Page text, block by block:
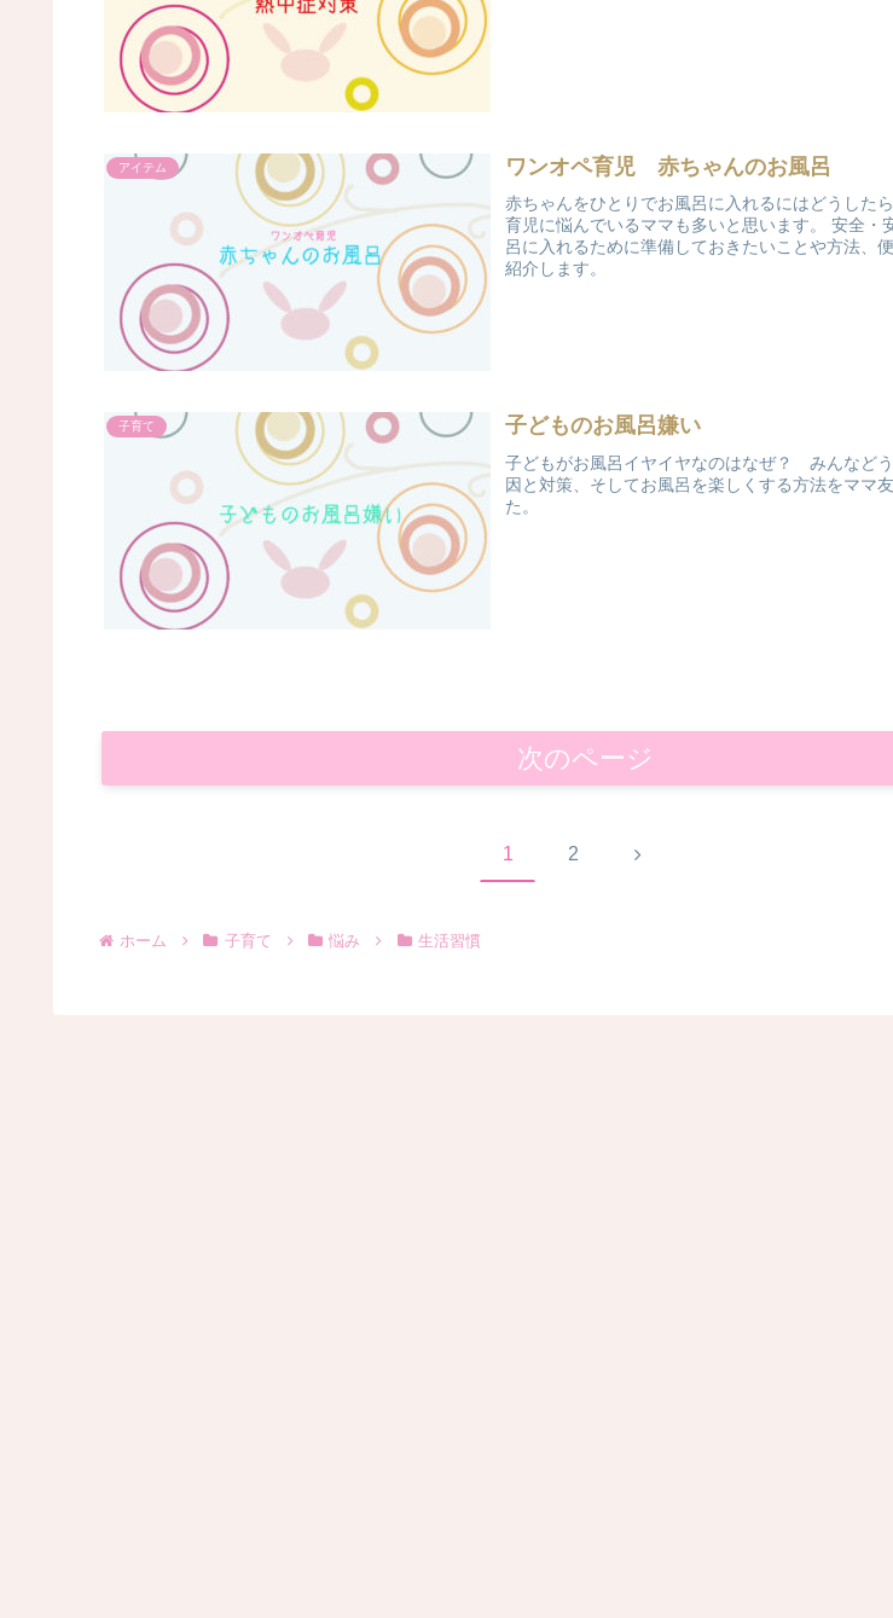
アイテム ワンオペ育児 赤ちゃんのお風呂
赤ちゃんをひとりでお風呂に入れるにはどうした
育児に悩んでいるママも多いと思います。 安全・
呂に入れるために準備しておきたいことや方法、
紹介します。
子育て 子どものお風呂嫌い
子どもがお風呂イヤイヤなのはなぜ？ みんなど
因と対策、そしてお風呂を楽しくする方法をママ
た。
次のページ
1 2 次
ホーム 子育て 悩み 生活習慣